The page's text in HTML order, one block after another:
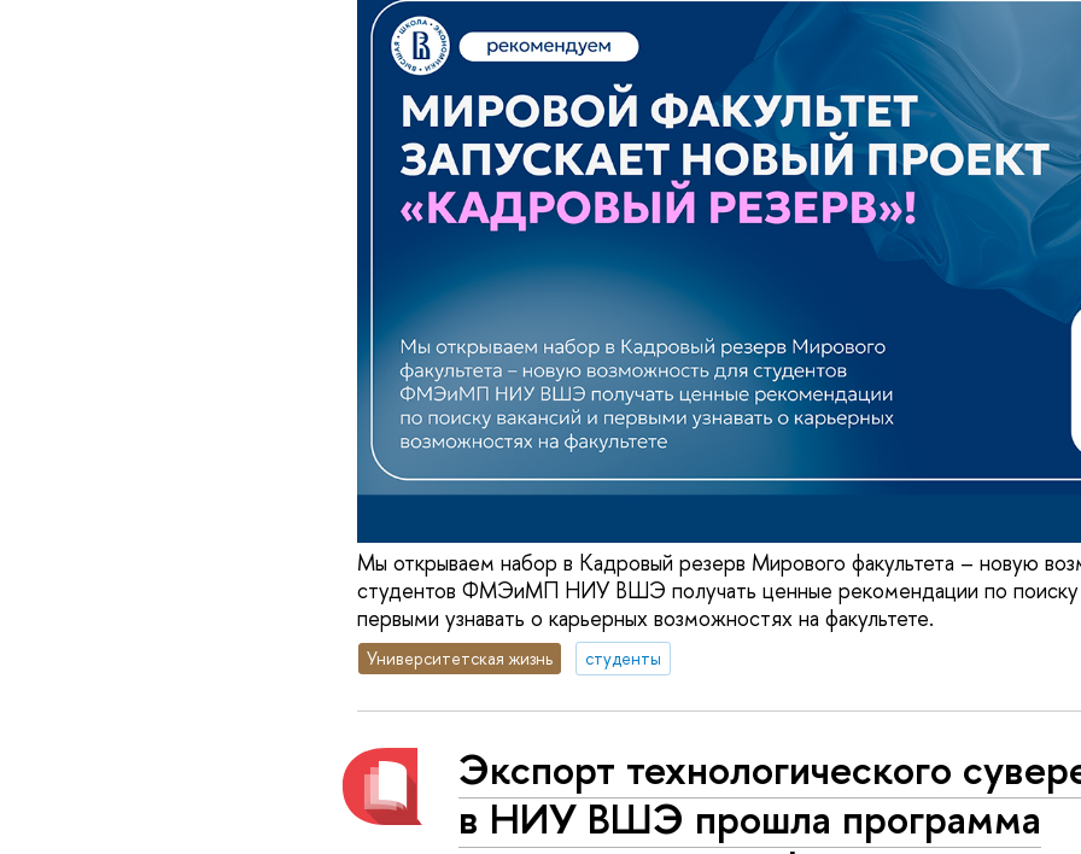
Мы открываем набор в Кадровый резерв Мирового факультета – новую
студентов ФМЭиМП НИУ ВШЭ получать ценные рекомендации по поиску
первыми узнавать о карьерных возможностях на факультете.
Университетская жизнь студенты
Экспорт технологического
в НИУ ВШЭ прошла программа